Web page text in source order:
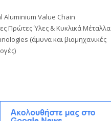
Aluminium Value Chain
Πρώτες Ύλες & Κυκλικά Μέταλλα
(άμυνα και βιομηχανικές